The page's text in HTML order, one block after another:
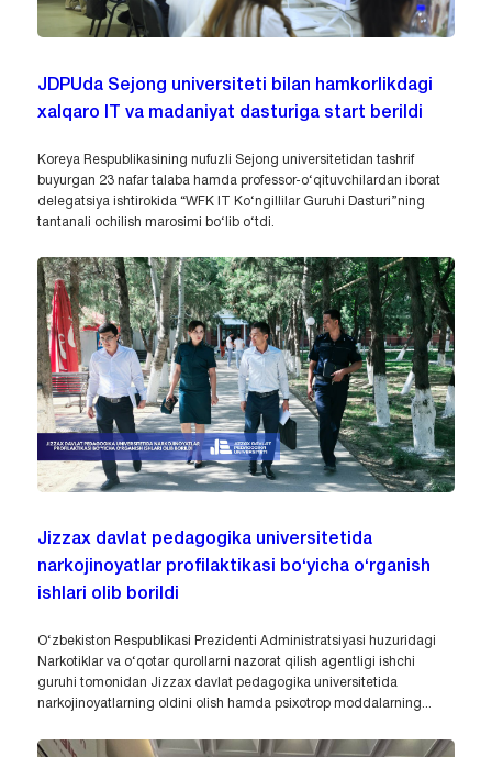
JDPUda Sejong universiteti bilan hamkorlikdagi
xalqaro IT va madaniyat dasturiga start berildi
Koreya Respublikasining nufuzli Sejong universitetidan tashrif
buyurgan 23 nafar talaba hamda professor-o‘qituvchilardan iborat
delegatsiya ishtirokida “WFK IT Ko‘ngillilar Guruhi Dasturi”ning
tantanali ochilish marosimi bo‘lib o‘tdi.
Jizzax davlat pedagogika universitetida
narkojinoyatlar profilaktikasi bo‘yicha o‘rganish
ishlari olib borildi
O‘zbekiston Respublikasi Prezidenti Administratsiyasi huzuridagi
Narkotiklar va o‘qotar qurollarni nazorat qilish agentligi ishchi
guruhi tomonidan Jizzax davlat pedagogika universitetida
narkojinoyatlarning oldini olish hamda psixotrop moddalarning...